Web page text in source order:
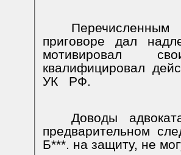
Перечисленным
приговоре дал
мотивировал
квалифицировал
УК
РФ.
Доводы
предварительном
Б***. на защиту, не